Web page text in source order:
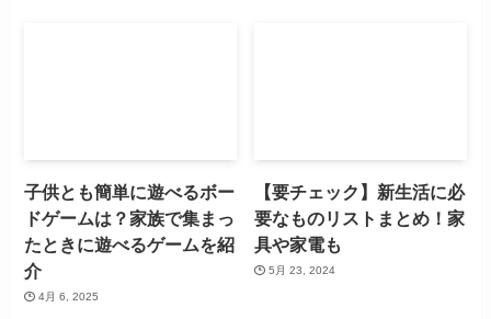
子供とも簡単に遊べるボー
ドゲームは？家族で集まっ
たときに遊べるゲームを紹
介
4月 6, 2025
【要チェック】新生活に必
要なものリストまとめ！家
具や家電も
5月 23, 2024